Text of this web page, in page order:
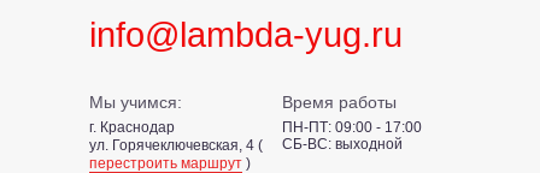
Мы учимся: Время работы
info@lambda-yug.ru
г. Краснодар
ул. Горячеключевская, 4 (
перестроить маршрут )
ПН-ПТ: 09:00 - 17:00
СБ-ВС: выходной